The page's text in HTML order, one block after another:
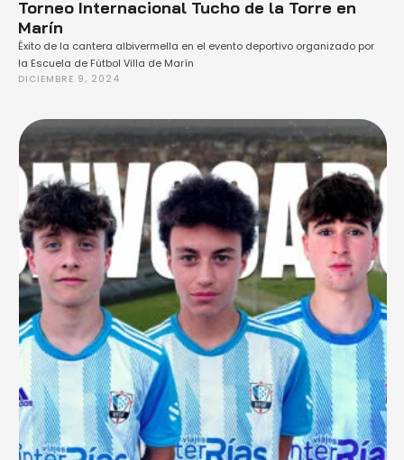
Torneo Internacional Tucho de la Torre en
Marín
Éxito de la cantera albivermella en el evento deportivo organizado por
la Escuela de Fútbol Villa de Marín
DICIEMBRE 9, 2024